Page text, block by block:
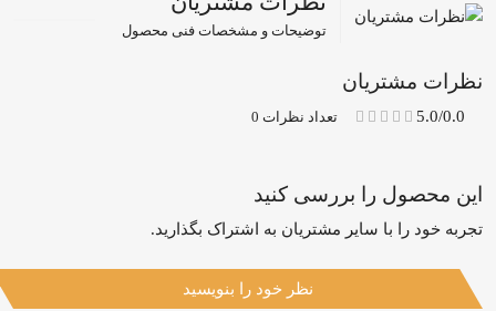
توضیحات و مشخصات فنی محصول
نظرات مشتریان
5.0/0.0 تعداد نظرات 0
این محصول را بررسی کنید
تجربه خود را با سایر مشتریان به اشتراک بگذارید.
نظر خود را بنویسید